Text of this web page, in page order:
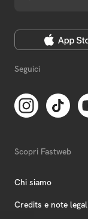
Seguici
Scopri Fastweb
Chi siamo
Credits e note